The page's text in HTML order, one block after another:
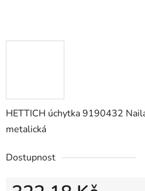
HETTICH úchytka 9190432
metalická
Dostupnost